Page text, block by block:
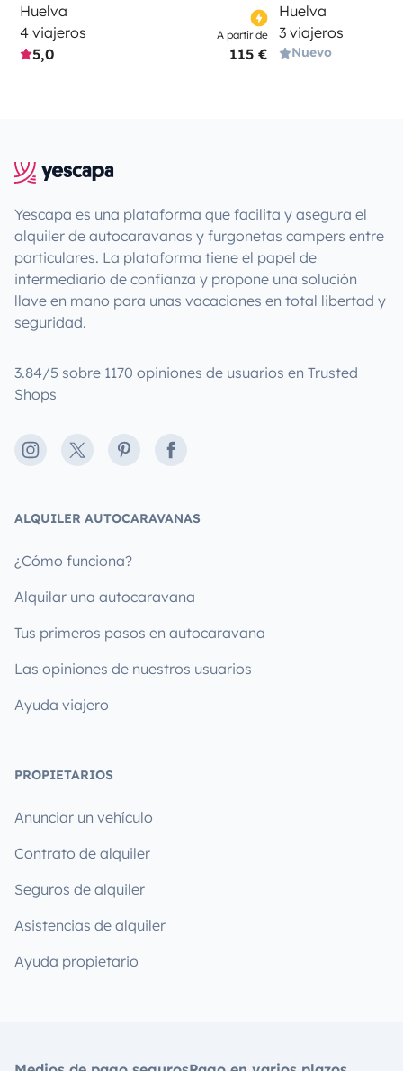
Huelva
4 viajeros
5,0
A partir de
115 €
Huelva
3 viajeros
Nuevo
Yescapa es una plataforma que facilita y asegura el
alquiler de autocaravanas y furgonetas campers entre
particulares. La plataforma tiene el papel de
intermediario de confianza y propone una solución
llave en mano para unas vacaciones en total libertad y
seguridad.
3.84/5 sobre 1170 opiniones de usuarios en Trusted
Shops
Instagram
X PinterestFacebook
ALQUILER AUTOCARAVANAS
¿Cómo funciona?
Alquilar una autocaravana
Tus primeros pasos en autocaravana
Las opiniones de nuestros usuarios
Ayuda viajero
PROPIETARIOS
Anunciar un vehículo
Contrato de alquiler
Seguros de alquiler
Asistencias de alquiler
Ayuda propietario